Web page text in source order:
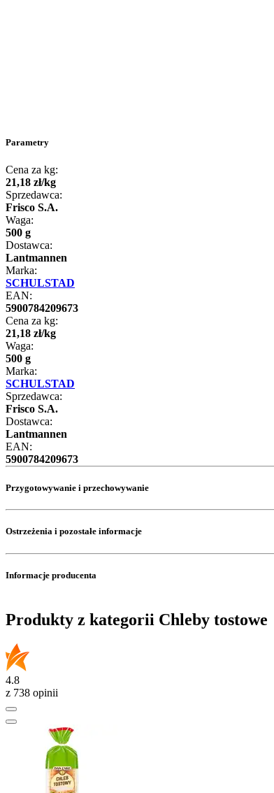
Parametry
Cena za kg:
21,18 zł/kg
Sprzedawca:
Frisco S.A.
Waga:
500 g
Dostawca:
Lantmannen
Marka:
SCHULSTAD
EAN:
5900784209673
Cena za kg:
21,18 zł/kg
Waga:
500 g
Marka:
SCHULSTAD
Sprzedawca:
Frisco S.A.
Dostawca:
Lantmannen
EAN:
5900784209673
Przygotowywanie i przechowywanie
Ostrzeżenia i pozostałe informacje
Informacje producenta
Produkty z kategorii Chleby tostowe
4.8
z 738 opinii